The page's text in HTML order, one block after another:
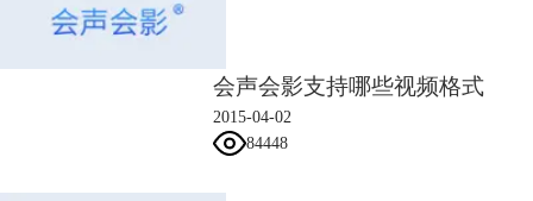
会声会影支持哪些视频格式
2015-04-02
84448